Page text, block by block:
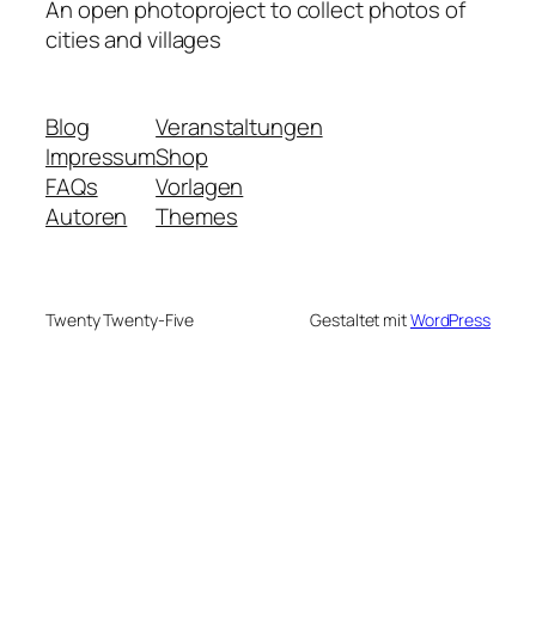
An open photoproject to collect photos of
cities and villages
Blog
Impressum
FAQs
Autoren
Veranstaltungen
Shop
Vorlagen
Themes
Twenty Twenty-Five Gestaltet mitWordPress